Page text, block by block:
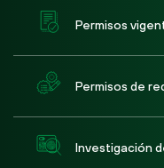
Permisos
Permisos de
Investigación